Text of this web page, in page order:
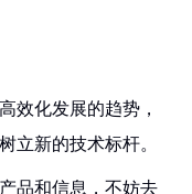
效化发展的趋势，
立新的技术标杆。
品和信息，不妨去